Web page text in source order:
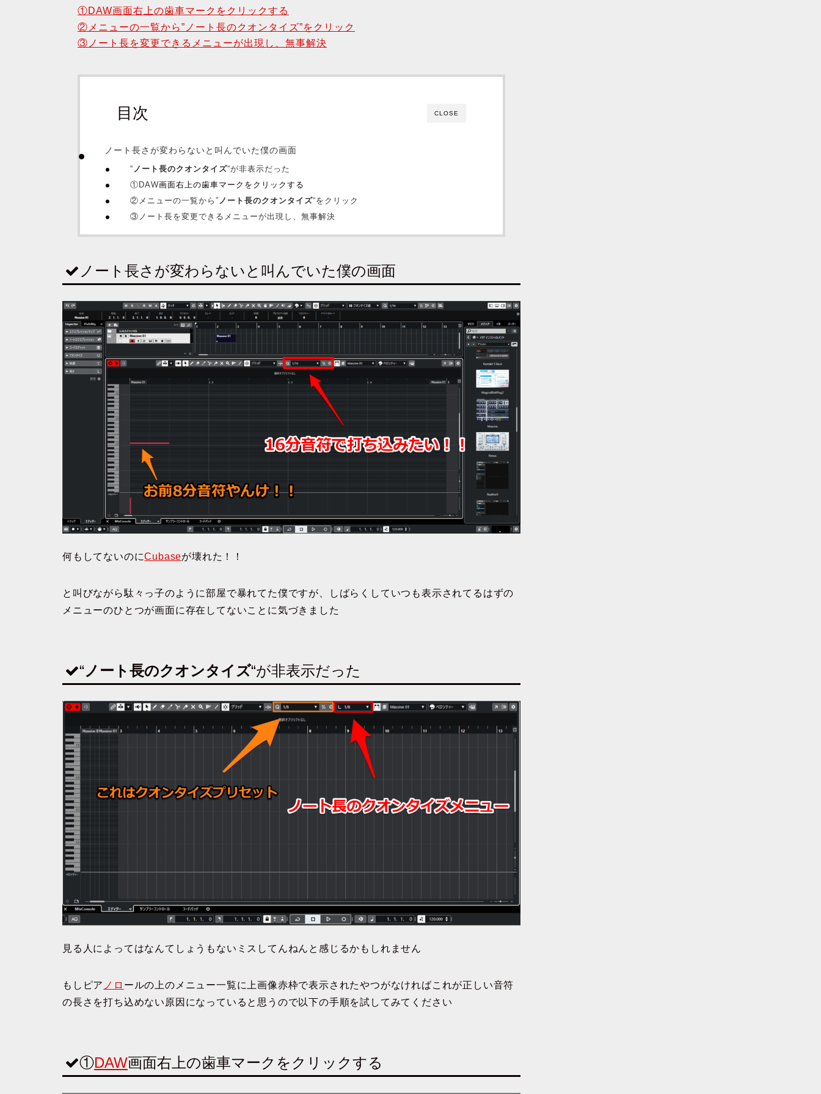
①DAW画面右上の歯車マークをクリックする
②メニューの一覧から”ノート長のクオンタイズ”をクリック
③ノート長を変更できるメニューが出現し、無事解決
CLOSE
目次
ノート長さが変わらないと叫んでいた僕の画面
“ ノート長のクオンタイズ“が非表示だった
① DAW画面右上の歯車マークをクリックする
②メニューの一覧から” ノート長のクオンタイズ“をクリック
③ノート長を変更できるメニューが出現し、無事解決
ノート長さが変わらないと叫んでいた僕の画面
何もしてないのにCubaseが壊れた！！
と叫びながら駄々っ子のように部屋で暴れてた僕ですが、しばらくしていつも表示されてるはずの
メニューのひとつが画面に存在してないことに気づきました
“ ノート長のクオンタイズ“が非表示だった
見る人によってはなんてしょうもないミスしてんねんと感じるかもしれません
もしピア ノロ ールの上のメニュー一覧に上画像赤枠で表示されたやつがなければこれが正しい音符
の長さを打ち込めない原因になっていると思うので以下の手順を試してみてください
①DAW画面右上の歯車マークをクリックする